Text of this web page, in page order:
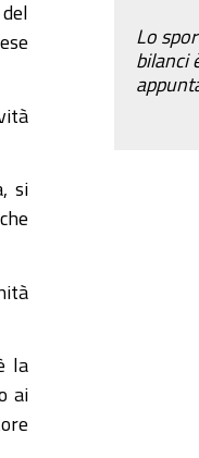
si
la
ai
Lo
bilanci